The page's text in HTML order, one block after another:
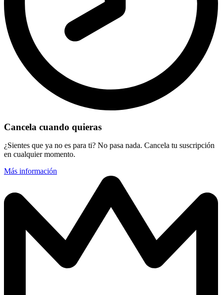
Cancela cuando quieras
¿Sientes que ya no es para ti? No pasa nada. Cancela tu suscripción
en cualquier momento.
Más información